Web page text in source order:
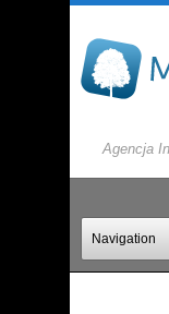
Agencja
Navigation